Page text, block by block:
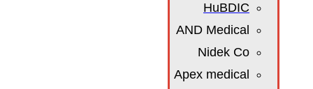
HuBDIC
AND Medical
Nidek Co
Apex medical